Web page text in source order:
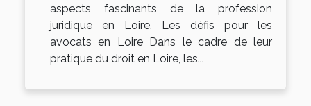
aspects fascinants de la profession
juridique en Loire. Les défis pour les
avocats en Loire Dans le cadre de leur
pratique du droit en Loire, les...